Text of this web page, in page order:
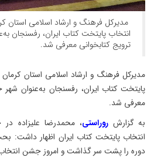
مدیرکل فرهنگ و ارشاد اسلامی
انتخاب پایتخت کتاب ایران، رفسنجان
ترویج کتابخوانی معرفی شد.
مدیرکل فرهنگ و ارشاد اسلامی استان
پایتخت کتاب ایران، رفسنجان به‌عنوان شهر
معرفی شد.
به گزارشروراستی، محمدرضا علیزاده
انتخاب پایتخت کتاب ایران اظهار داشت:
دوره را پشت سر گذاشت و امروز جشن